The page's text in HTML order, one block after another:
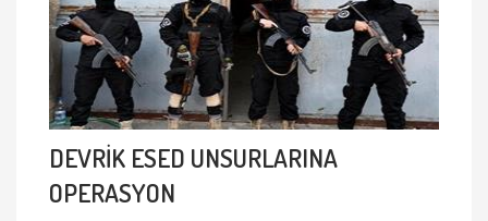
DEVRİK ESED UNSURLARINA
OPERASYON